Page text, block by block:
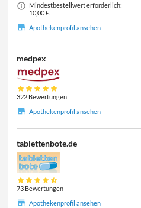
Mindestbestellwert erforderlich:
10,00 €
Apothekenprofil ansehen
medpex
322 Bewertungen
Apothekenprofil ansehen
tablettenbote.de
73 Bewertungen
Apothekenprofil ansehen